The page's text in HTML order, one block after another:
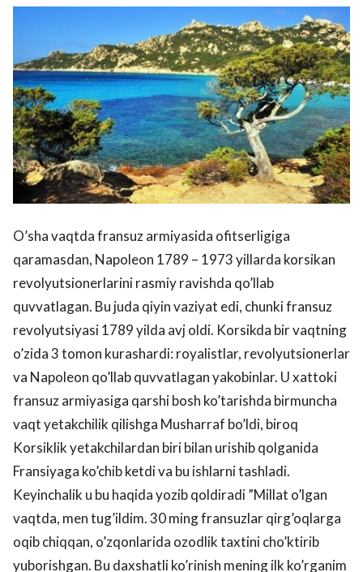
O’sha vaqtda fransuz armiyasida ofitserligiga
qaramasdan, Napoleon 1789 – 1973 yillarda korsikan
revolyutsionerlarini rasmiy ravishda qo’llab
quvvatlagan. Bu juda qiyin vaziyat edi, chunki fransuz
revolyutsiyasi 1789 yilda avj oldi. Korsikda bir vaqtning
o’zida 3 tomon kurashardi: royalistlar, revolyutsionerlar
va Napoleon qo’llab quvvatlagan yakobinlar. U xattoki
fransuz armiyasiga qarshi bosh ko’tarishda birmuncha
vaqt yetakchilik qilishga Musharraf bo’ldi, biroq
Korsiklik yetakchilardan biri bilan urishib qolganida
Fransiyaga ko’chib ketdi va bu ishlarni tashladi.
Keyinchalik u bu haqida yozib qoldiradi ”Millat o’lgan
vaqtda, men tug’ildim. 30 ming fransuzlar qirg’oqlarga
oqib chiqqan, o’zqonlarida ozodlik taxtini cho’ktirib
yuborishgan. Bu daxshatli ko’rinish mening ilk ko’rganim